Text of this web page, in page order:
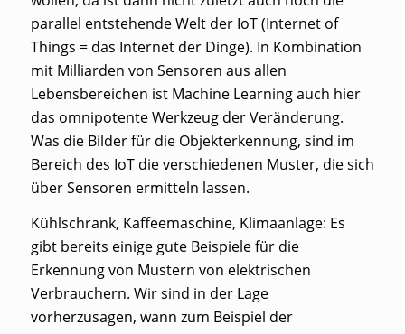
parallel entstehende Welt der IoT (Internet of
Things = das Internet der Dinge). In Kombination
mit Milliarden von Sensoren aus allen
Lebensbereichen ist Machine Learning auch hier
das omnipotente Werkzeug der Veränderung.
Was die Bilder für die Objekterkennung, sind im
Bereich des IoT die verschiedenen Muster, die sich
über Sensoren ermitteln lassen.
Kühlschrank, Kaffeemaschine, Klimaanlage: Es
gibt bereits einige gute Beispiele für die
Erkennung von Mustern von elektrischen
Verbrauchern. Wir sind in der Lage
vorherzusagen, wann zum Beispiel der